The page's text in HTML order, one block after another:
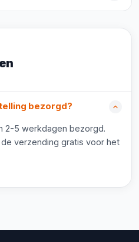
bezorgd?
2-5 werkdagen bezorgd.
verzending gratis voor het